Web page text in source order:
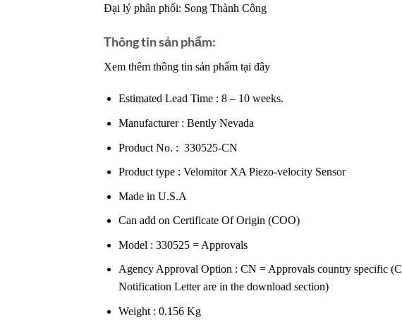
Đại lý phân phối: Song Thành Công
Thông tin sản phẩm:
Xem thêm thông tin sản phẩm tại đây
Estimated Lead Time : 8 – 10 weeks.
Manufacturer : Bently Nevada
Product No. : 330525-CN
Product type : Velomitor XA Piezo-velocity Sensor
Made in U.S.A
Can add on Certificate Of Origin (COO)
Model : 330525 = Approvals
Agency Approval Option : CN = Approvals country specific
Notification Letter are in the download section)
Weight : 0.156 Kg